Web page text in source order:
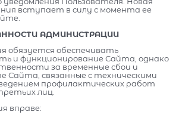
вступает в силу с момента ее
АДМИНИСТРАЦИИ
обязуется обеспечивать
и функционирование Сайта, однако
за временные сбои и
Сайта, связанные с техническими
профилактических работ
лиц.
вправе: